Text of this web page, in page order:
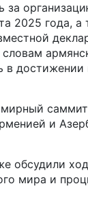
2025 года, а
в
и
обсудили
мира и